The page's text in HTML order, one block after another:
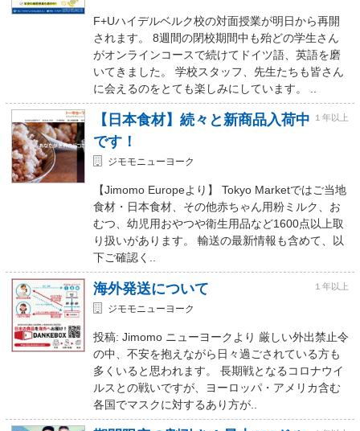
F+Uハイデルベルク校の対面授業が明日から再開
されます。 8週間の閉校期間中も殆どの学生さん
がオンラインコースで続けてドイツ語、英語を磨
いてきました。 学校スタッフ、先生たちも皆さん
に会えるのをとても楽しみにしています。 ..
【日本食材】続々と新商品入荷中
です！
１年以上
ジモモニューヨーク
【Jimomo Europeより】 Tokyo Marketではご当地
食材・日本食材、その他赤ちゃん用粉ミルク、お
むつ、幼児用おやつや衛生用品など1600点以上取
り扱いがあります。 輸送の最新情報も含めて、以
下ご確認く..
海外発送について １年以上
ジモモニューヨーク
投稿: Jimomo ニューヨークより 厳しい外出禁止令
の中、不安を抱えながら日々過ごされている方も
多くいると思われます。 長期戦となるコロナウイ
ルスとの戦いですが、ヨーロッパ・アメリカ含む
各国でマスクに対するあり方が..